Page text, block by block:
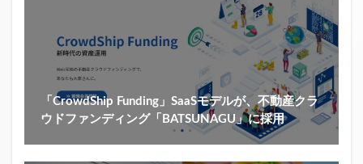
「CrowdShip Funding」SaaSモデルが、不動産クラ
ウドファンディング「BATSUNAGU」に採用